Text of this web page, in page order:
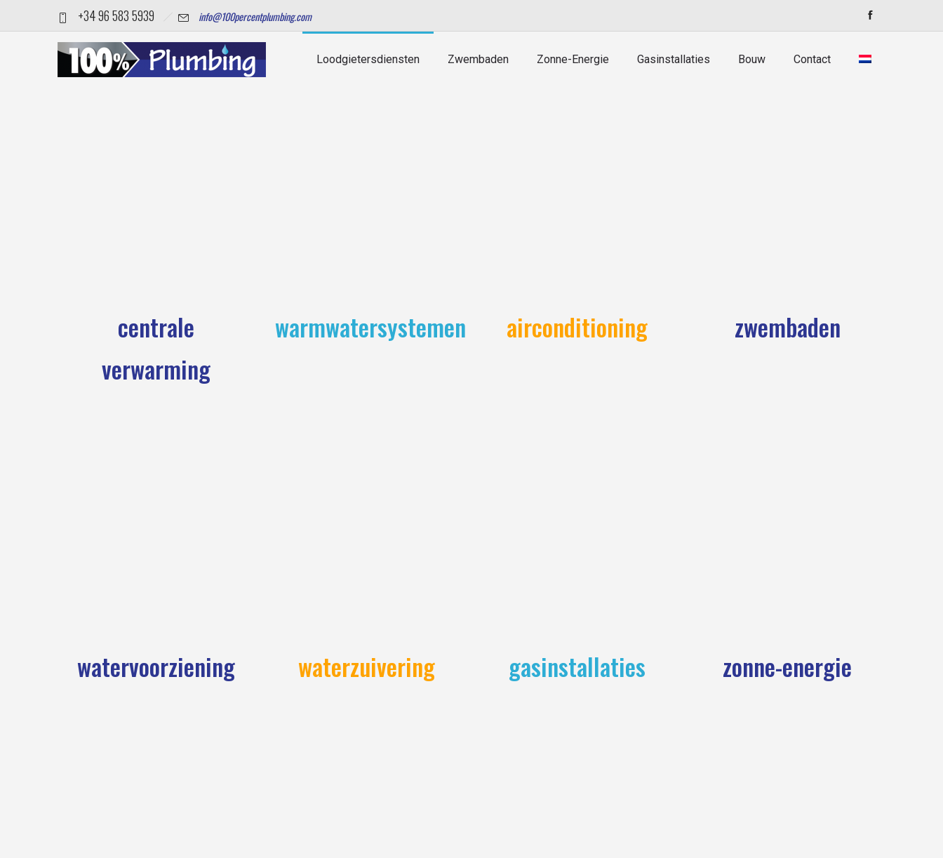
+34 96 583 5939 info@100percentplumbing.com
Loodgietersdiensten Zwembaden Zonne-Energie Gasinstallaties Bouw Contact
Wij Zijn Uw Loodgieters Aan De Costa Blanca
centrale
verwarming
warmwatersystemen airconditioning zwembaden
watervoorziening waterzuivering gasinstallaties zonne-energie